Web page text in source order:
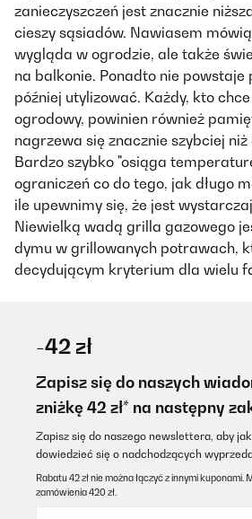
zanieczyszczeń jest znacznie
cieszy sąsiadów. Nawiasem
wygląda w ogrodzie, ale także
na balkonie. Ponadto nie powstaje
później utylizować. Każdy, kto chce
ogrodowy, powinien również
nagrzewa się znacznie szybciej
Bardzo szybko "osiąga
ograniczeń co do tego, jak długo
ile upewnimy się, że jest
Niewielką wadą grilla gazowego
dymu w grillowanych potrawach,
decydującym kryterium dla wielu
-42 zł
Zapisz się do naszych
zniżkę 42 zł* na następny
Zapisz się do naszego newslettera, aby
dowiedzieć się o nadchodzących
Rabatu 42 zł nie można łączyć z innymi kuponami.
zamówienia 420 zł.